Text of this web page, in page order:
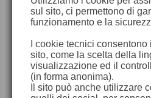
sul sito, ci permettono di
funzionamento e la
I cookie tecnici
sito, come la scelta della
visualizzazione ed il
(in forma anonima).
Il sito può anche utilizzare